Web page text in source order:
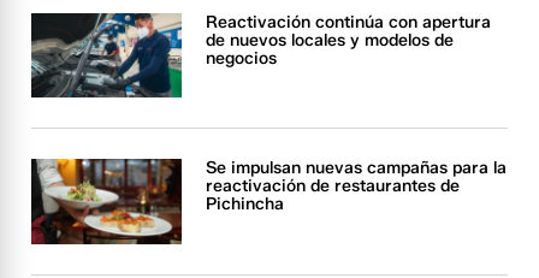
Reactivación continúa con apertura
de nuevos locales y modelos de
negocios
Se impulsan nuevas campañas para la
reactivación de restaurantes de
Pichincha